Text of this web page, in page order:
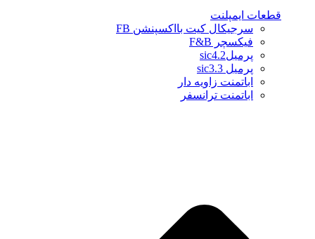
قطعات ایمپلنت
سرجیکال کیت بااکسپنشن FB
فیکسچر F&B
پرمیلsic4.2
پرمیل sic3.3
اباتمنت زاویه دار
اباتمنت ترانسفر